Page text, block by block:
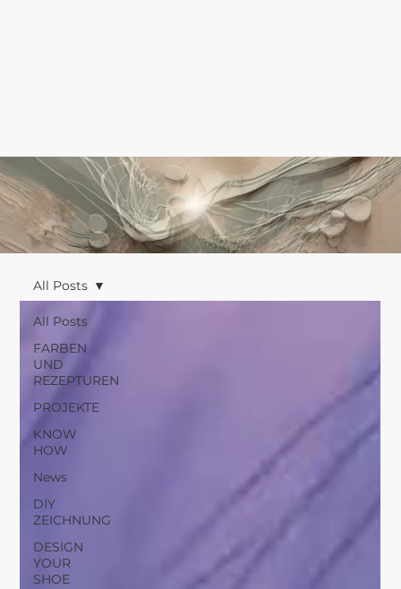
All Posts
FARBEN
UND
REZEPTUREN
PROJEKTE
KNOW
HOW
News
DIY
ZEICHNUNG
DESIGN
YOUR
SHOE
All Posts